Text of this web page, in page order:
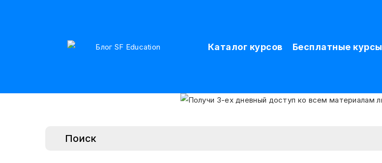
Каталог курсов Бесплатные курсы